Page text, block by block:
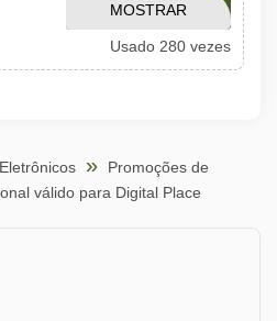
TYP49SN2
MOSTRAR
CÓDIGO
Usado 280 vezes
Eletrônicos
Promoções de
válido para Digital Place